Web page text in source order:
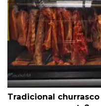
Tradicional